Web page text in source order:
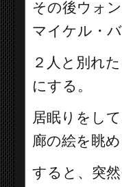
その後ウォ
マイケル・
２人と別れ
にする。
居眠りをし
廊の絵を眺め
すると、突